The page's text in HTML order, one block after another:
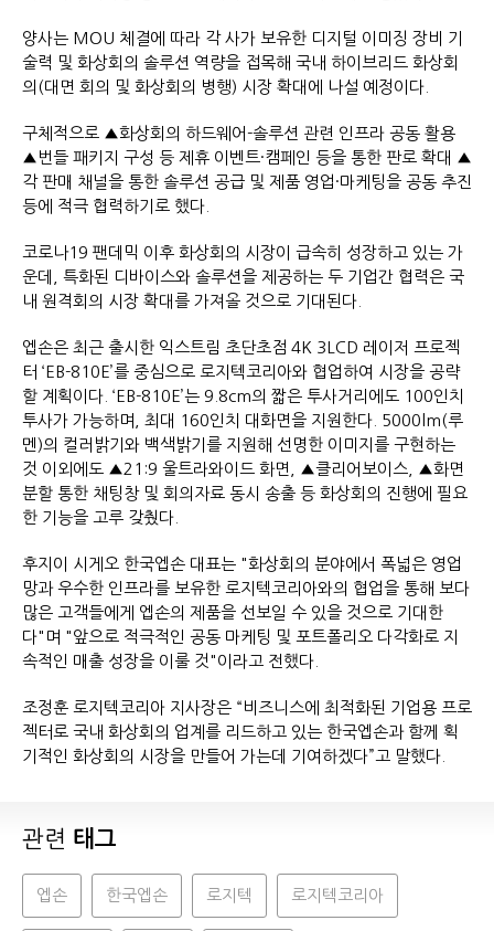
양사는 MOU 체결에 따라 각 사가 보유한 디지털 이미징 장비 기
술력 및 화상회의 솔루션 역량을 접목해 국내 하이브리드 화상회
의(대면 회의 및 화상회의 병행) 시장 확대에 나설 예정이다.
구체적으로 ▲화상회의 하드웨어-솔루션 관련 인프라 공동 활용
▲번들 패키지 구성 등 제휴 이벤트·캠페인 등을 통한 판로 확대 ▲
각 판매 채널을 통한 솔루션 공급 및 제품 영업·마케팅을 공동 추진
등에 적극 협력하기로 했다.
코로나19 팬데믹 이후 화상회의 시장이 급속히 성장하고 있는 가
운데, 특화된 디바이스와 솔루션을 제공하는 두 기업간 협력은 국
내 원격회의 시장 확대를 가져올 것으로 기대된다.
엡손은 최근 출시한 익스트림 초단초점 4K 3LCD 레이저 프로젝
터 ‘EB-810E’를 중심으로 로지텍코리아와 협업하여 시장을 공략
할 계획이다. ‘EB-810E’는 9.8cm의 짧은 투사거리에도 100인치
투사가 가능하며, 최대 160인치 대화면을 지원한다. 5000lm(루
멘)의 컬러밝기와 백색밝기를 지원해 선명한 이미지를 구현하는
것 이외에도 ▲21:9 울트라와이드 화면, ▲클리어보이스, ▲화면
분할 통한 채팅창 및 회의자료 동시 송출 등 화상회의 진행에 필요
한 기능을 고루 갖췄다.
후지이 시게오 한국엡손 대표는 "화상회의 분야에서 폭넓은 영업
망과 우수한 인프라를 보유한 로지텍코리아와의 협업을 통해 보다
많은 고객들에게 엡손의 제품을 선보일 수 있을 것으로 기대한
다"며 "앞으로 적극적인 공동 마케팅 및 포트폴리오 다각화로 지
속적인 매출 성장을 이룰 것"이라고 전했다.
조정훈 로지텍코리아 지사장은 “비즈니스에 최적화된 기업용 프로
젝터로 국내 화상회의 업계를 리드하고 있는 한국엡손과 함께 획
기적인 화상회의 시장을 만들어 가는데 기여하겠다”고 말했다.
관련 태그
엡손 한국엡손 로지텍 로지텍코리아